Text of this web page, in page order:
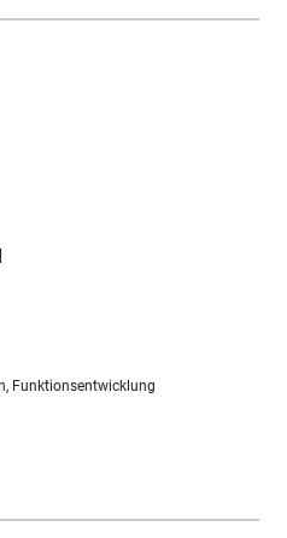
Funktionsentwicklung